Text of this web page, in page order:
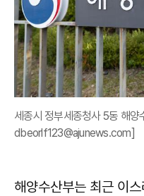
세종시 정부세종청사 5동 해
dbeorlf123@ajunews.com]
해양수산부는 최근 이